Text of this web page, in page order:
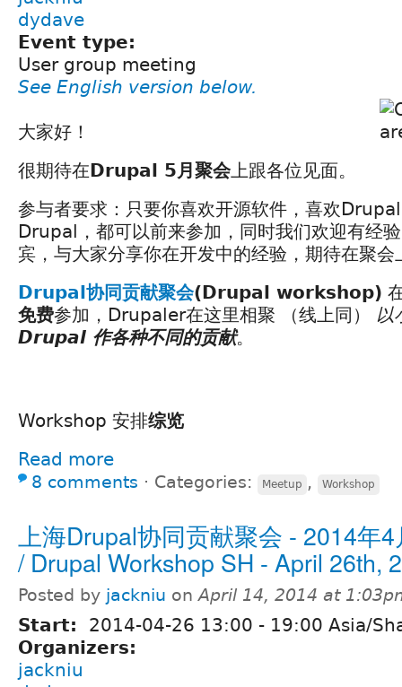
dydave
Event type:
User group meeting
See English version below.
大家好！
很期待在Drupal 5月聚会上跟各位见面。
参与者要求：只要你喜欢开源软件，喜欢
Drupal，都可以前来参加，同时我们欢迎有经
宾，与大家分享你在开发中的经验，期待在聚会
Drupal协同贡献聚会(Drupal workshop)
免费参加，Drupaler在这里相聚 （线上同） 以
Drupal 作各种不同的贡献。
Workshop 安排综览
Read more
8 comments ⋅ Categories: Meetup , Workshop
上海Drupal协同贡献聚会 - 2014年
/ Drupal Workshop SH - April 26th,
Posted by jackniu onApril 14, 2014 at
Start: 2014-04-26 13:00 - 19:00 Asia/
Organizers:
jackniu